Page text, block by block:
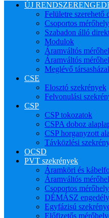
ÚJ
Felületre szerehető
Csoportos
Szabadon álló
Modulok
Áramváltós
Áramváltós
Meglévő
CSE
Elosztó szekrények
Felvonulási
CSP
CSP tokozatok
CSPA doboz
CSP horganyzott
Távközlési
OCSD
PVT szekrények
Áramköri és
Áramváltós
Csoportos
DÉMÁSZ
Egyfázisú
Előfizetős